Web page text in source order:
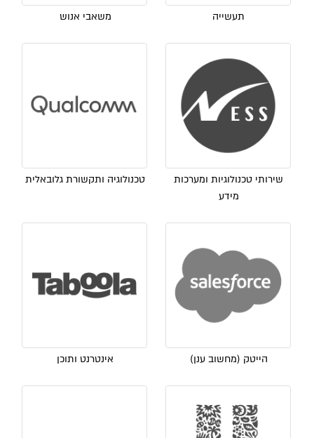
תעשייה משאבי אנוש
שירותי טכנולוגיות ומערכות
מידע
טכנולוגיה ותקשורת גלובאלית
הייטק (מחשוב ענן) אינטרנט ותוכן